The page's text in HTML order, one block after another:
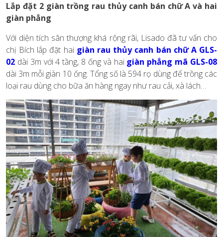
Lắp đặt 2 giàn trồng rau thủy canh bán chữ A và hai
giàn phẳng
Với diện tích sân thượng khá rộng rãi, Lisado đã tư vấn cho
chị Bích lắp đặt hai giàn rau thủy canh bán chữ A GLS-
02 dài 3m với 4 tầng, 8 ống và hai giàn phẳng mã GLS-08
dài 3m mỗi giàn 10 ống. Tổng số là 594 rọ dùng để trồng các
loại rau dùng cho bữa ăn hàng ngay như rau cải, xà lách…